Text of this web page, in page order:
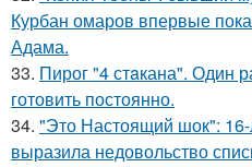
Курбан омаров впервые
Адама.
33. Пирог "4 стaкана". Один
готовить постоянно.
34. "Это Настоящий шок":
выразила недовольство